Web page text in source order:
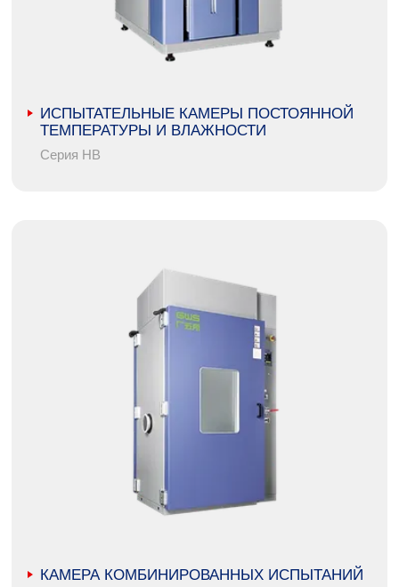
ИСПЫТАТЕЛЬНЫЕ КАМЕРЫ ПОСТОЯННОЙ
ТЕМПЕРАТУРЫ И ВЛАЖНОСТИ
Серия HB
КАМЕРА КОМБИНИРОВАННЫХ ИСПЫТАНИЙ